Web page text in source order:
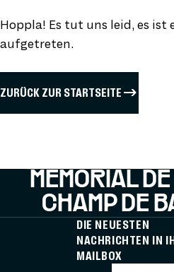
Hoppla! Es tut uns leid, es ist
aufgetreten.
ZURÜCK ZUR STARTSEITE
MÉMORIAL
CHAMP DE
DIE NEUESTEN
NACHRICHTEN IN
MAILBOX